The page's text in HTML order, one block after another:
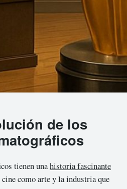
de los
tienen unahistoria fascinante
como arte y la industria que